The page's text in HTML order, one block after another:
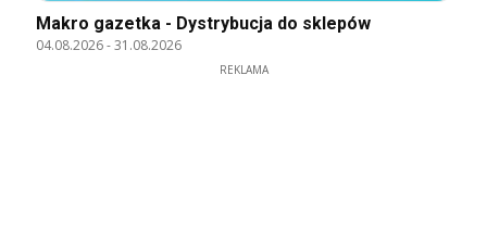
Makro gazetka - Dystrybucja do sklepów
04.08.2026-31.08.2026
REKLAMA